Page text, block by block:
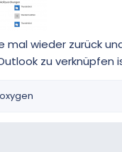
mal wieder zurück
zu verknüpfen
R
oxygen